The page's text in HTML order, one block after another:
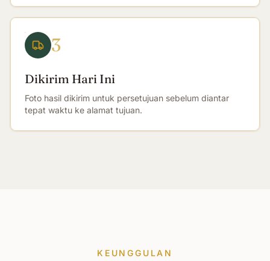
3
Dikirim Hari Ini
Foto hasil dikirim untuk persetujuan sebelum diantar
tepat waktu ke alamat tujuan.
KEUNGGULAN